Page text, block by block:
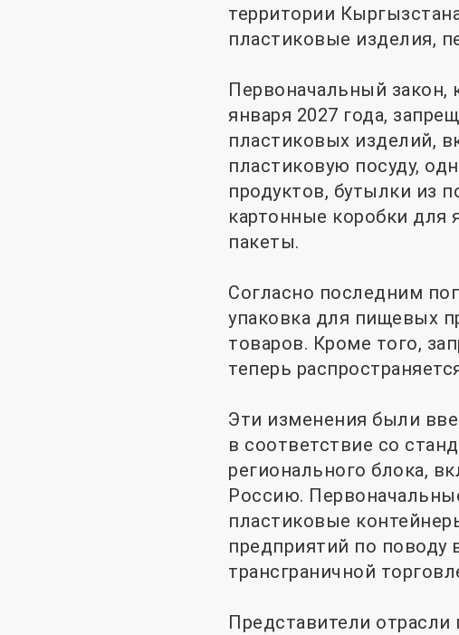
территории
пластиковые изделия,
Первоначальный
января 2027 года,
пластиковых изделий,
пластиковую посуду,
продуктов, бутылки из
картонные коробки для
пакеты.
Согласно последним
упаковка для пищевых
товаров. Кроме того,
теперь
Эти изменения были
в соответствие со
регионального блока,
Россию.
пластиковые
предприятий по поводу
трансграничной
Представители